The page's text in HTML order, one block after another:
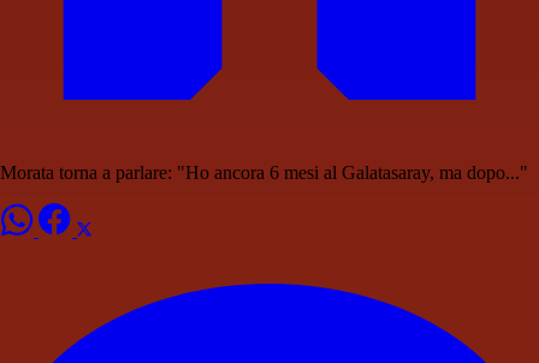
Morata torna a parlare: "Ho ancora 6 mesi al Galatasaray, ma dopo..."